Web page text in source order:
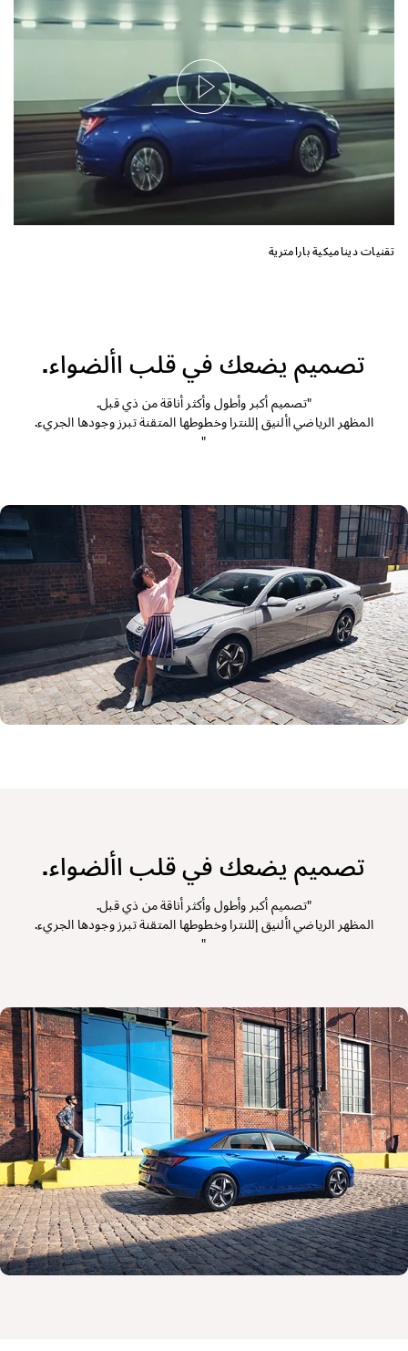
تقنيات ديناميكية بارامترية
تصميم يضعك في قلب األضواء.
"تصميم أكبر وأطول وأكثر أناقة من ذي قبل.
المظهر الرياضي األنيق إللنترا وخطوطها المتقنة تبرز وجودها الجريء.
"
تصميم يضعك في قلب األضواء.
"تصميم أكبر وأطول وأكثر أناقة من ذي قبل.
المظهر الرياضي األنيق إللنترا وخطوطها المتقنة تبرز وجودها الجريء.
"